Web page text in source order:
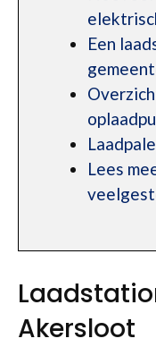
Een
Lees
Akersloot